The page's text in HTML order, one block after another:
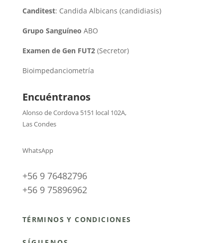
Canditest: Candida Albicans (candidiasis)
Grupo Sanguíneo ABO
Examen de Gen FUT2(Secretor)
Bioimpedanciometría
Encuéntranos
Alonso de Cordova 5151 local 102A,
Las Condes
WhatsApp
+56 9 76482796
+56 9 75896962
TÉRMINOS Y CONDICIONES